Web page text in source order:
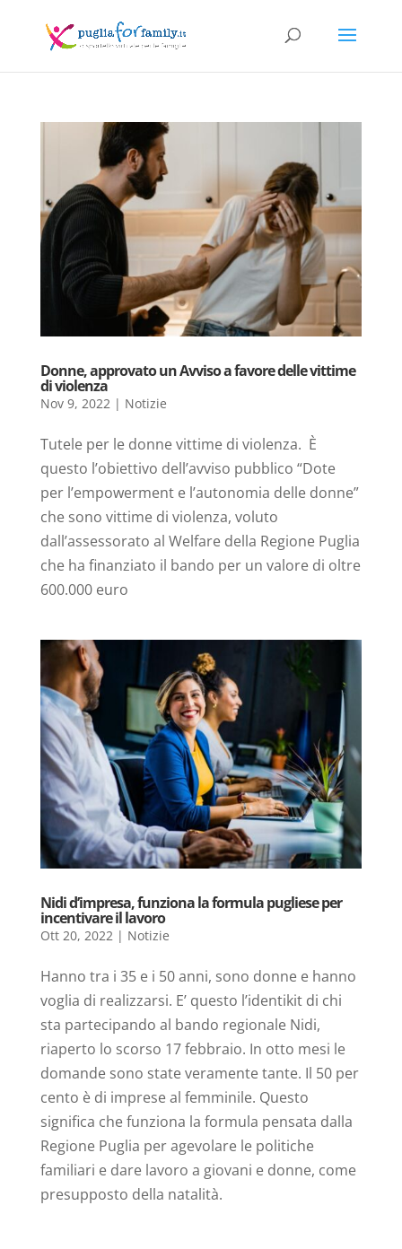
Donne, approvato un Avviso a favore delle vittime
di violenza
Nov 9, 2022| Notizie
Tutele per le donne vittime di violenza. È
questo l’obiettivo dell’avviso pubblico “Dote
per l’empowerment e l’autonomia delle donne”
che sono vittime di violenza, voluto
dall’assessorato al Welfare della Regione Puglia
che ha finanziato il bando per un valore di oltre
600.000 euro
Nidi d’impresa, funziona la formula pugliese per
incentivare il lavoro
Ott 20, 2022 | Notizie
Hanno tra i 35 e i 50 anni, sono donne e hanno
voglia di realizzarsi. E’ questo l’identikit di chi
sta partecipando al bando regionale Nidi,
riaperto lo scorso 17 febbraio. In otto mesi le
domande sono state veramente tante. Il 50 per
cento è di imprese al femminile. Questo
significa che funziona la formula pensata dalla
Regione Puglia per agevolare le politiche
familiari e dare lavoro a giovani e donne, come
presupposto della natalità.